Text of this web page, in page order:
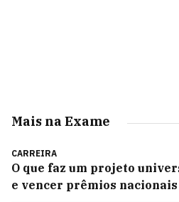
Mais na Exame
CARREIRA
O que faz um projeto
e vencer prêmios nacionais